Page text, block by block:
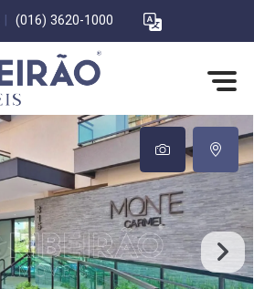
(016) 3620-1000